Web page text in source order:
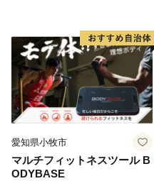
愛知県小牧市
マルチフィットネスツール B
ODYBASE